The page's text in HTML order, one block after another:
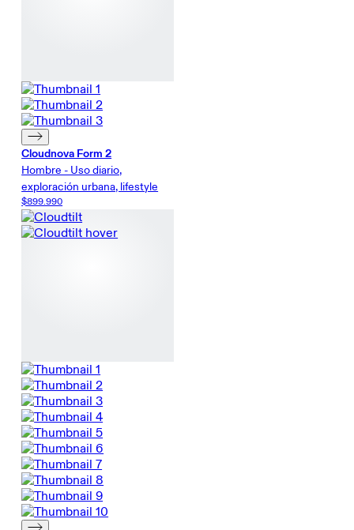
Cloudnova Form 2
Hombre - Uso diario,
exploración urbana, lifestyle
$899.990